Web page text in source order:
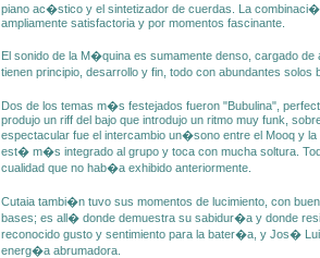
piano ac�stico y el sintetizador de cuerdas. La
ampliamente satisfactoria y por momentos fascinante.
El sonido de la M�quina es sumamente denso, cargado
tienen principio, desarrollo y fin, todo con abundantes
Dos de los temas m�s festejados fueron "Bubulina",
produjo un riff del bajo que introdujo un ritmo muy funk,
espectacular fue el intercambio un�sono entre el Mooq y
est� m�s integrado al grupo y toca con mucha soltura.
cualidad que no hab�a exhibido anteriormente.
Cutaia tambi�n tuvo sus momentos de lucimiento, con
bases; es all� donde demuestra su sabidur�a y donde
reconocido gusto y sentimiento para la bater�a, y Jos�
energ�a abrumadora.